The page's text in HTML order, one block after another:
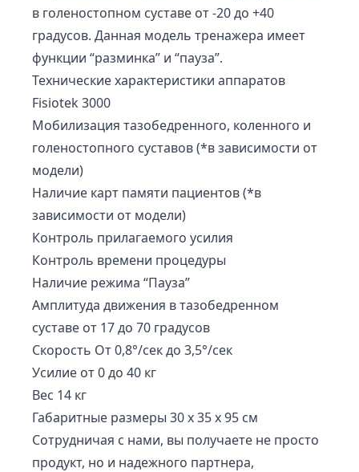
в голеностопном суставе от -20 до +40
градусов. Данная модель тренажера имеет
функции “разминка” и “пауза”.
Технические характеристики аппаратов
Fisiotek 3000
Мобилизация тазобедренного, коленного и
голеностопного суставов (*в зависимости от
модели)
Наличие карт памяти пациентов (*в
зависимости от модели)
Контроль прилагаемого усилия
Контроль времени процедуры
Наличие режима “Пауза”
Амплитуда движения в тазобедренном
суставе от 17 до 70 градусов
Скорость От 0,8°/сек до 3,5°/сек
Усилие от 0 до 40 кг
Вес 14 кг
Габаритные размеры 30 x 35 x 95 см
Сотрудничая с нами, вы получаете не просто
продукт, но и надежного партнера,